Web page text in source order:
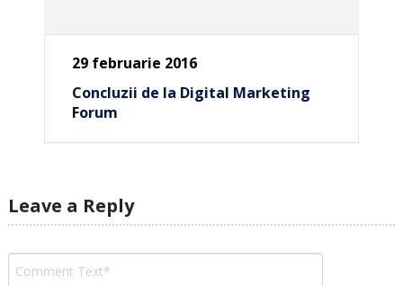
29 februarie 2016
Concluzii de la Digital Marketing
Forum
Leave a Reply